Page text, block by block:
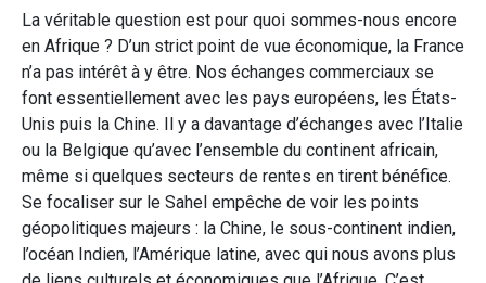
La véritable question est pour quoi sommes-nous encore
en Afrique ? D’un strict point de vue économique, la France
n’a pas intérêt à y être. Nos échanges commerciaux se
font essentiellement avec les pays européens, les États-
Unis puis la Chine. Il y a davantage d’échanges avec l’Italie
ou la Belgique qu’avec l’ensemble du continent africain,
même si quelques secteurs de rentes en tirent bénéfice.
Se focaliser sur le Sahel empêche de voir les points
géopolitiques majeurs : la Chine, le sous-continent indien,
l’océan Indien, l’Amérique latine, avec qui nous avons plus